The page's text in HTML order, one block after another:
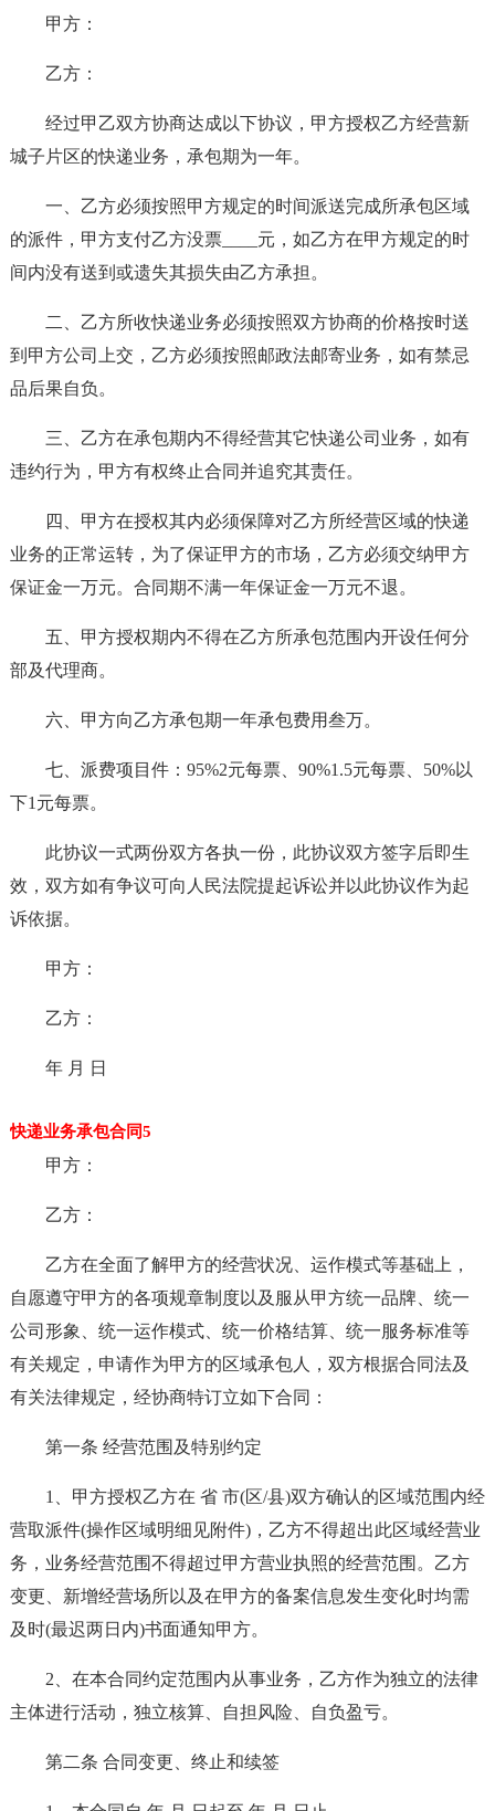
甲方：
乙方：
经过甲乙双方协商达成以下协议，甲方授权乙方经营新
城子片区的快递业务，承包期为一年。
一、乙方必须按照甲方规定的时间派送完成所承包区域
的派件，甲方支付乙方没票____元，如乙方在甲方规定的时
间内没有送到或遗失其损失由乙方承担。
二、乙方所收快递业务必须按照双方协商的价格按时送
到甲方公司上交，乙方必须按照邮政法邮寄业务，如有禁忌
品后果自负。
三、乙方在承包期内不得经营其它快递公司业务，如有
违约行为，甲方有权终止合同并追究其责任。
四、甲方在授权其内必须保障对乙方所经营区域的快递
业务的正常运转，为了保证甲方的市场，乙方必须交纳甲方
保证金一万元。合同期不满一年保证金一万元不退。
五、甲方授权期内不得在乙方所承包范围内开设任何分
部及代理商。
六、甲方向乙方承包期一年承包费用叁万。
七、派费项目件：95%2元每票、90%1.5元每票、50%以
下1元每票。
此协议一式两份双方各执一份，此协议双方签字后即生
效，双方如有争议可向人民法院提起诉讼并以此协议作为起
诉依据。
甲方：
乙方：
年 月 日
快递业务承包合同5
甲方：
乙方：
乙方在全面了解甲方的经营状况、运作模式等基础上，
自愿遵守甲方的各项规章制度以及服从甲方统一品牌、统一
公司形象、统一运作模式、统一价格结算、统一服务标准等
有关规定，申请作为甲方的区域承包人，双方根据合同法及
有关法律规定，经协商特订立如下合同：
第一条 经营范围及特别约定
1、甲方授权乙方在 省 市(区/县)双方确认的区域范围内经
营取派件(操作区域明细见附件)，乙方不得超出此区域经营业
务，业务经营范围不得超过甲方营业执照的经营范围。乙方
变更、新增经营场所以及在甲方的备案信息发生变化时均需
及时(最迟两日内)书面通知甲方。
2、在本合同约定范围内从事业务，乙方作为独立的法律
主体进行活动，独立核算、自担风险、自负盈亏。
第二条 合同变更、终止和续签